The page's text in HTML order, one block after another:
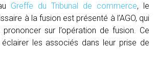
Greffe du Tribunal de commerce, le
à la fusion est présenté à l’AGO, qui
sur l’opération de fusion. Ce
les associés dans leur prise de